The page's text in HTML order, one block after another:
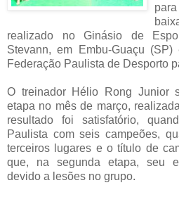
realizado no Ginásio de
Stevann, em Embu-Guaçu
Federação Paulista de Desporto
O treinador Hélio Rong Junior
etapa no mês de março,
resultado foi satisfatório,
Paulista com seis campeões,
terceiros lugares e o título de
que, na segunda etapa, seu
devido a lesões no grupo.